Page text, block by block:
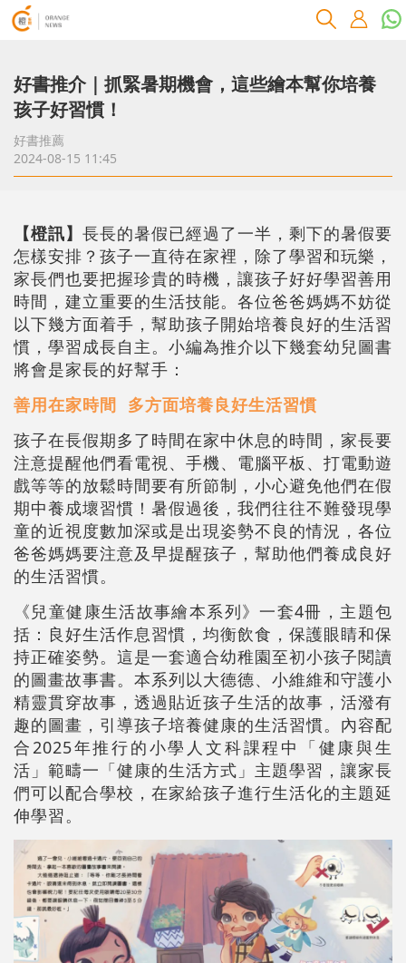
好書推介｜抓緊暑期機會，這些繪本幫你培養
孩子好習慣！
好書推薦
2024-08-15 11:45
【橙訊】 長長的暑假已經過了一半，剩下的暑假要
怎樣安排？孩子一直待在家裡，除了學習和玩樂，
家長們也要把握珍貴的時機，讓孩子好好學習善用
時間，建立重要的生活技能。各位爸爸媽媽不妨從
以下幾方面着手，幫助孩子開始培養良好的生活習
慣，學習成長自主。小編為推介以下幾套幼兒圖書
將會是家長的好幫手：
善用在家時間 多方面培養良好生活習慣
孩子在長假期多了時間在家中休息的時間，家長要
注意提醒他們看電視、手機、電腦平板、打電動遊
戲等等的放鬆時間要有所節制，小心避免他們在假
期中養成壞習慣！暑假過後，我們往往不難發現學
童的近視度數加深或是出現姿勢不良的情況，各位
爸爸媽媽要注意及早提醒孩子，幫助他們養成良好
的生活習慣。
《兒童健康生活故事繪本系列》一套4冊，主題包
括：良好生活作息習慣，均衡飲食，保護眼睛和保
持正確姿勢。這是一套適合幼稚園至初小孩子閱讀
的圖畫故事書。本系列以大德德、小維維和守護小
精靈貫穿故事，透過貼近孩子生活的故事，活潑有
趣的圖畫，引導孩子培養健康的生活習慣。內容配
合2025年推行的小學人文科課程中「健康與生
活」範疇一「健康的生活方式」主題學習，讓家長
們可以配合學校，在家給孩子進行生活化的主題延
伸學習。